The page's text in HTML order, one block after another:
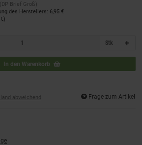
(DP Brief Groß)
des Herstellers: 6,95 €
)
Stk
In den Warenkorb
abweichend Frage zum Artikel